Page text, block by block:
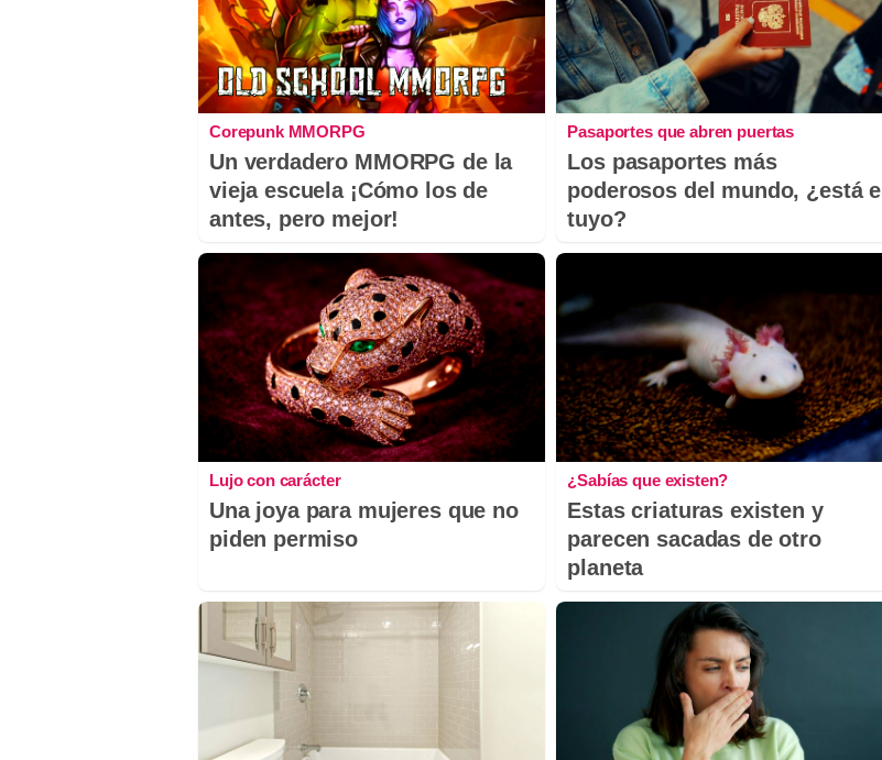
Corepunk MMORPG
Un verdadero MMORPG de la
vieja escuela ¡Cómo los de
antes, pero mejor!
Pasaportes que abren puertas
Los pasaportes más
poderosos del mundo, ¿está el
tuyo?
Lujo con carácter
Una joya para mujeres que no
piden permiso
¿Sabías que existen?
Estas criaturas existen y
parecen sacadas de otro
planeta